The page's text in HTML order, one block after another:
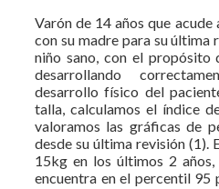
Varón de 14 años que
con su madre para su última
niño sano, con el propósito
desarrollando
desarrollo físico del
talla, calculamos el índice
valoramos las gráficas de
desde su última revisión (1).
15kg en los últimos 2
encuentra en el percentil 95